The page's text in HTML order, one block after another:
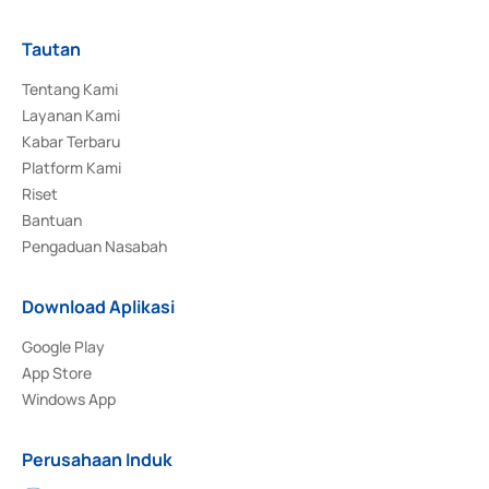
Tautan
Tentang Kami
Layanan Kami
Kabar Terbaru
Platform Kami
Riset
Bantuan
Pengaduan Nasabah
Download Aplikasi
Google Play
App Store
Windows App
Perusahaan Induk